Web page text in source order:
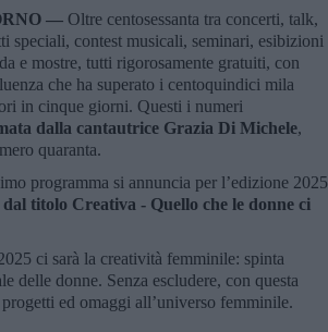
— Oltre centosessanta tra concerti, talk,
speciali, contest musicali, seminari, esibizioni
e mostre, tutti rigorosamente gratuiti, con
che ha superato i centoquindici mila
in cinque giorni. Questi i numeri
dalla cantautrice Grazia Di Michele,
quaranta.
programma si annuncia per l’edizione 2025
titolo Creativa - Quello che le donne ci
ci sarà la creatività femminile: spinta
delle donne. Senza escludere, con questa
ed omaggi all’universo femminile.